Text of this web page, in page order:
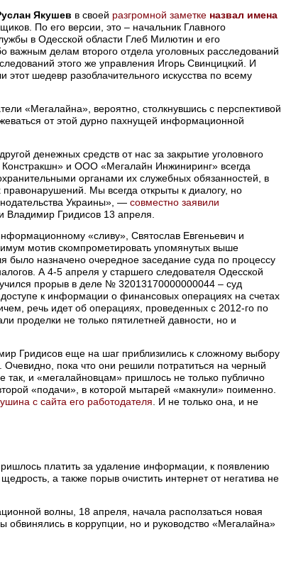
Якушев в своей разгромной заметке назвал имена
По его версии, это – начальник Главного
в Одесской области Глеб Милютин и его
важным делам второго отдела уголовных расследований
этого же управления Игорь Свинцицкий. И
шедевр разоблачительного искусства по всему
«Мегалайна», вероятно, столкнувшись с перспективой
от этой дурно пахнущей информационной
денежных средств от нас за закрытие уголовного
и ООО «Мегалайн Инжиниринг» всегда
органами их служебных обязанностей, в
Мы всегда открыты к диалогу, но
Украины», — совместно заявили
Владимир Гридисов 13 апреля.
«сливу», Святослав Евгеньевич и
мотив скомпрометировать упомянутых выше
было назначено очередное заседание суда по процессу
А 4-5 апреля у старшего следователя Одесской
прорыв в деле № 32013170000000044 – суд
доступе к информации о финансовых операциях на счетах
речь идет об операциях, проведенных с 2012-го по
проделки не только пятилетней давности, но и
Гридисов еще на шаг приблизились к сложному выбору
Очевидно, пока что они решили потратиться на черный
и «мегалайновцам» пришлось не только публично
«подачи», в которой мытарей «макнули» поименно.
с сайта его работодателя . И не только она, и не
платить за удаление информации, к появлению
а также порыв очистить интернет от негатива не
волны, 18 апреля, начала расползаться новая
обвинялись в коррупции, но и руководство «Мегалайна»